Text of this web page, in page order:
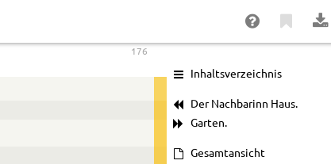
176
Inhaltsverzeichnis
Der Nachbarinn Haus.
Garten.
Gesamtansicht